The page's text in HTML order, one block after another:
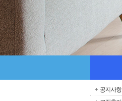
공지사항